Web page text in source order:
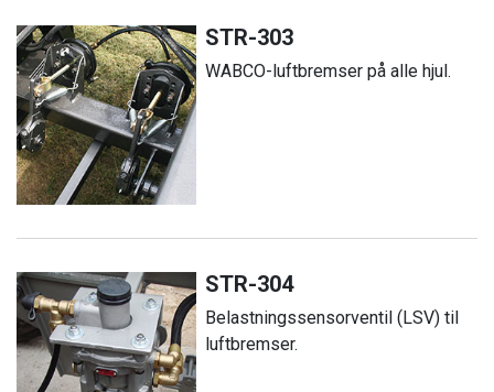
STR-303
WABCO-luftbremser på alle hjul.
STR-304
Belastningssensorventil (LSV) til
luftbremser.